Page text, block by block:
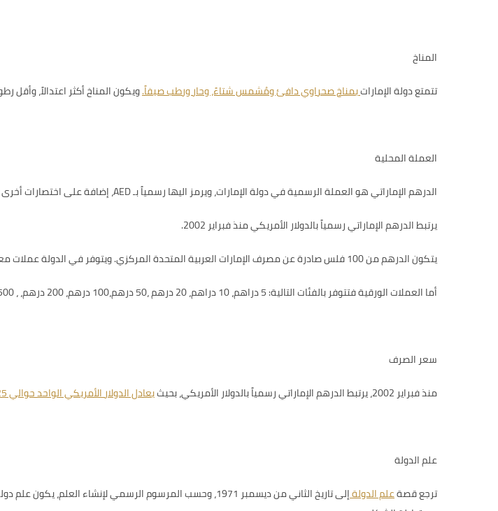
المناخ
تتمتع دولة الإماراتبمناخ صحراوي دافئ ومُشمس شتاءً، وحار ورطب صيفاً.ويكون المناخ أكثر اعتدالاً، وأقل
العملة المحلية
الدرهم الإماراتي هو العملة الرسمية في دولة الإمارات، ويرمز اليها رسمياً بـAED، إضافة على اختصارات
يرتبط الدرهم الإماراتي رسمياً بالدولار الأمريكي منذ فبراير 2002.
يتكون الدرهم من 100 فلس صادرة عن مصرف الإمارات العربية المتحدة المركزي. ويتوفر في الدولة عملات معدنية في الفئات التالية: 1 درهم، 50 فلس،25 فلس.
أما العملات الورقية فتتوفر بالفئات التالية: 5 دراهم، 10 دراهم، 20 درهم ،50 درهم،100 درهم، 200 درهم، ، 500 درهم، وأخيراً
سعر الصرف
منذ فبراير 2002، يرتبط الدرهم الإماراتي رسمياً بالدولار الأمريكي، بحيث
يعادل الدولار الأمريكي الواحد حوالي 3.6725 درهم إماراتي
علم الدولة
ترجع قصةعلم الدولة
إلى تاريخ الثاني من ديسمبر 1971، وحسب المرسوم الرسمي